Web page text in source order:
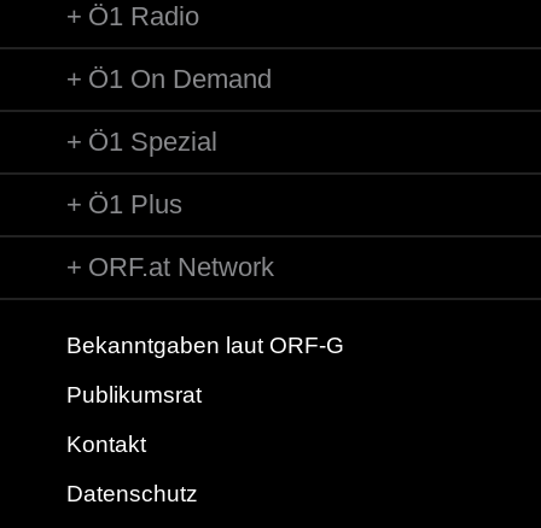
Ö1 Radio
Ö1 On Demand
Ö1 Spezial
Ö1 Plus
ORF.at Network
Bekanntgaben laut ORF-G
Publikumsrat
Kontakt
Datenschutz